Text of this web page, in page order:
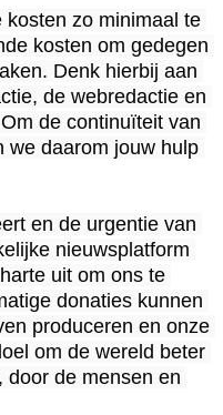
kosten zo minimaal te
kosten om gedegen
Denk hierbij aan
de webredactie en
de continuïteit van
we daarom jouw hulp
en de urgentie van
nieuwsplatform
uit om ons te
donaties kunnen
produceren en onze
om de wereld beter
door de mensen en